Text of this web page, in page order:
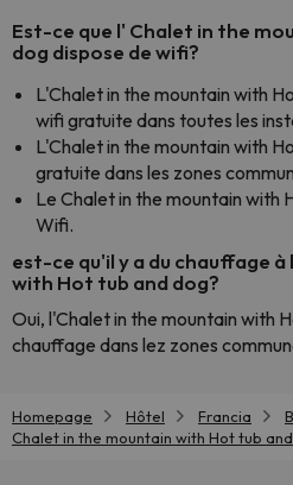
Est-ce que l' Chalet in the
dog dispose de wifi?
L'Chalet in the mountain with
wifi gratuite dans toutes les
L'Chalet in the mountain with
gratuite dans les zones
Le Chalet in the mountain with
Wifi.
est-ce qu'il y a du chauffage
with Hot tub and dog?
Oui, l'Chalet in the mountain with
chauffage dans lez zones
Homepage Hôtel Francia
Chalet in the mountain with Hot tub